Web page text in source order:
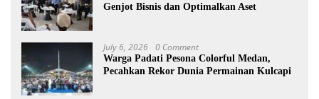
Genjot Bisnis dan Optimalkan Aset
July 6, 2026 0 Comment
Warga Padati Pesona Colorful Medan,
Pecahkan Rekor Dunia Permainan Kulcapi